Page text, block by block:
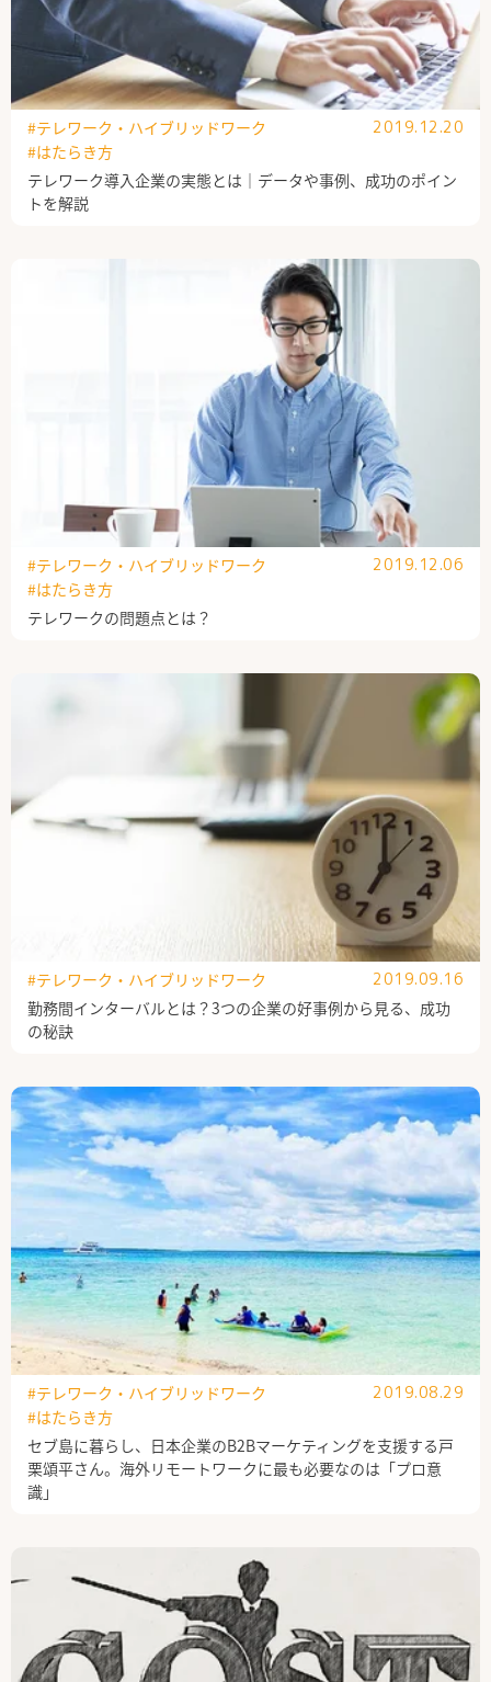
テレワーク導入企業の実態とは｜データや事例、成功のポイン
トを解説
#テレワーク・ハイブリッドワーク
#はたらき方
2019.12.20
テレワークの問題点とは？
#テレワーク・ハイブリッドワーク
#はたらき方
2019.12.06
勤務間インターバルとは？3つの企業の好事例から見る、成功
の秘訣
#テレワーク・ハイブリッドワーク 2019.09.16
セブ島に暮らし、日本企業のB2Bマーケティングを支援する戸
栗頌平さん。海外リモートワークに最も必要なのは「プロ意
識」
#テレワーク・ハイブリッドワーク
#はたらき方
2019.08.29